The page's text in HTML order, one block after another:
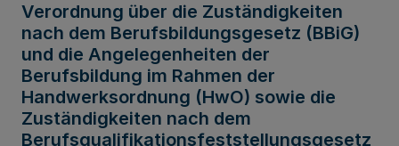
Verordnung über die Zuständigkeiten
nach dem Berufsbildungsgesetz (BBiG)
und die Angelegenheiten der
Berufsbildung im Rahmen der
Handwerksordnung (HwO) sowie die
Zuständigkeiten nach dem
Berufsqualifikationsfeststellungsgesetz